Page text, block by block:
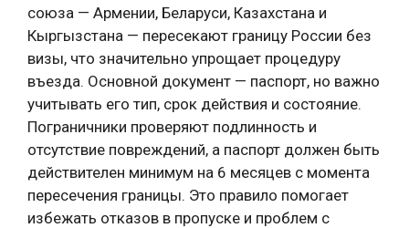
союза — Армении, Беларуси, Казахстана и
Кыргызстана — пересекают границу России без
визы, что значительно упрощает процедуру
въезда. Основной документ — паспорт, но важно
учитывать его тип, срок действия и состояние.
Пограничники проверяют подлинность и
отсутствие повреждений, а паспорт должен быть
действителен минимум на 6 месяцев с момента
пересечения границы. Это правило помогает
избежать отказов в пропуске и проблем с